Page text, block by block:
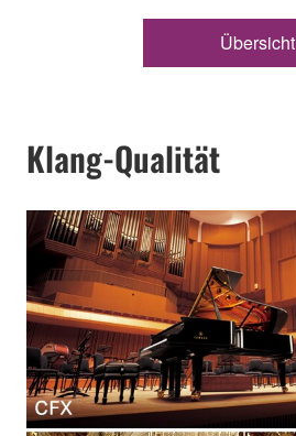
Übersicht
Klang-Qualität